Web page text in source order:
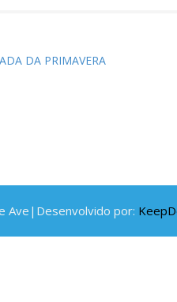
DA PRIMAVERA
Ave|Desenvolvido por: